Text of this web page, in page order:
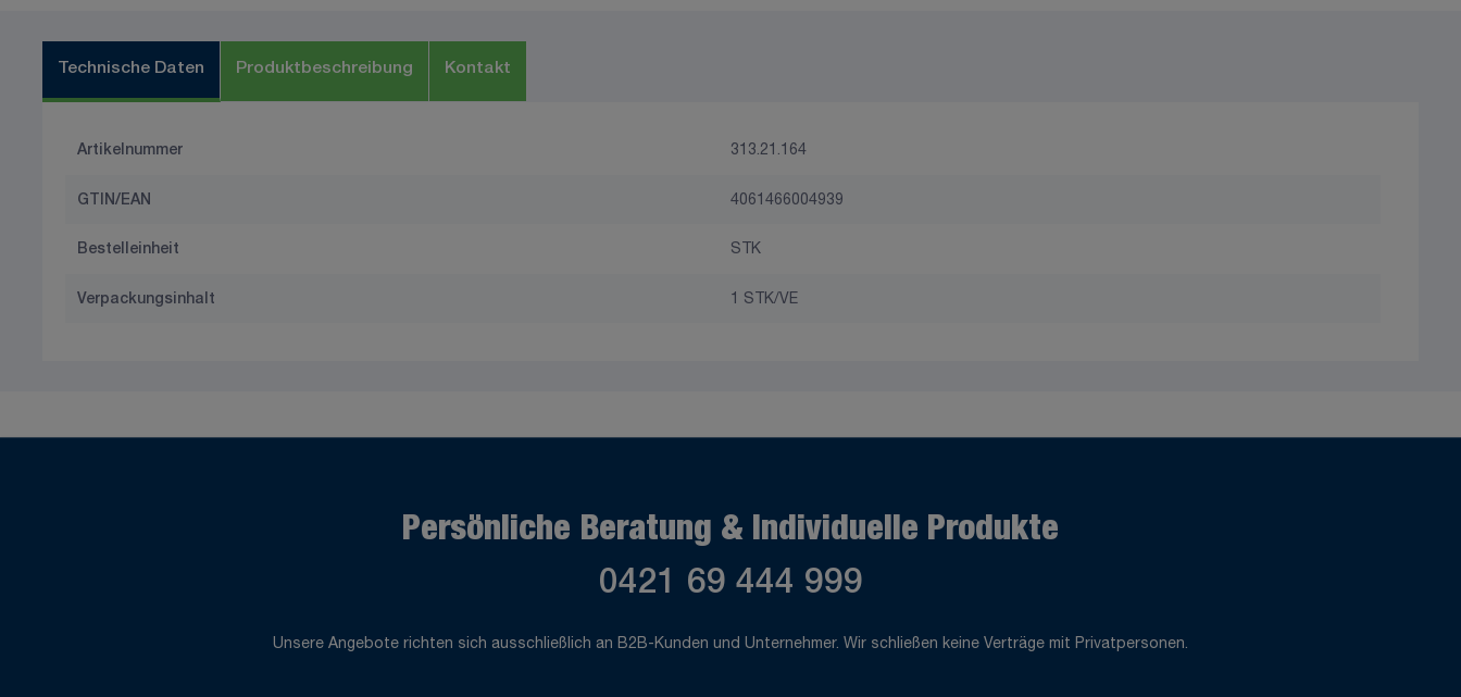
Technische Daten Produktbeschreibung Kontakt
Artikelnummer 313.21.164
GTIN/EAN 4061466004939
Bestelleinheit STK
Verpackungsinhalt 1 STK/VE
Persönliche Beratung & Individuelle Produkte
0421 69 444 999
Unsere Angebote richten sich ausschließlich an B2B-Kunden und Unternehmer. Wir schließen keine Verträge mit Privatpersonen.